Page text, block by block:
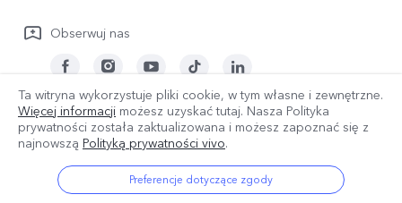
Polityka gwarancyjna
Pobierz LUTy do przywracania logów
Obserwuj nas
Polska | Wybierz kraj/region
Ta witryna wykorzystuje pliki cookie, w tym własne i zewnętrzne.
Więcej informacji możesz uzyskać tutaj. Nasza Polityka
prywatności została zaktualizowana i możesz zapoznać się z
najnowszą Polityką prywatności vivo.
Preferencje dotyczące zgody